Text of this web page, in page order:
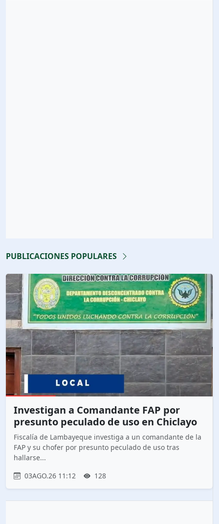
PUBLICACIONES POPULARES
Investigan a Comandante FAP por
presunto peculado de uso en Chiclayo
Fiscalía de Lambayeque investiga a un comandante de la
FAP y su chofer por presunto peculado de uso tras
hallarse...
03AGO.26 11:12
128